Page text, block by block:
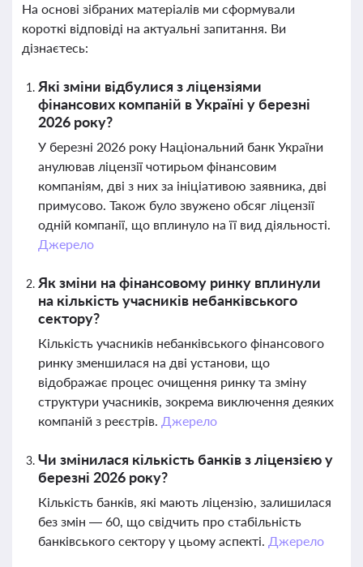
На основі зібраних матеріалів ми сформували
короткі відповіді на актуальні запитання. Ви
дізнаєтесь:
Які зміни відбулися з ліцензіями
фінансових компаній в Україні у березні
2026 року?
У березні 2026 року Національний банк України
анулював ліцензії чотирьом фінансовим
компаніям, дві з них за ініціативою заявника, дві
примусово. Також було звужено обсяг ліцензії
одній компанії, що вплинуло на її вид діяльності.
Джерело
Як зміни на фінансовому ринку вплинули
на кількість учасників небанківського
сектору?
Кількість учасників небанківського фінансового
ринку зменшилася на дві установи, що
відображає процес очищення ринку та зміну
структури учасників, зокрема виключення деяких
компаній з реєстрів. Джерело
Чи змінилася кількість банків з ліцензією у
березні 2026 року?
Кількість банків, які мають ліцензію, залишилася
без змін — 60, що свідчить про стабільність
банківського сектору у цьому аспекті. Джерело